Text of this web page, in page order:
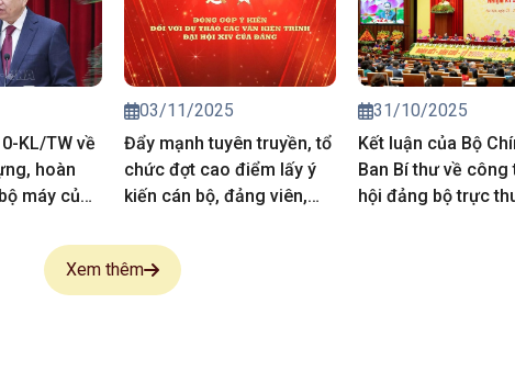
KL/TW về
hoàn
máy của
03/11/2025
Đẩy mạnh tuyên truyền, tổ
chức đợt cao điểm lấy ý
kiến cán bộ, đảng viên,
Văn kiện trình Đại hội XIV
của Đảng
31/10/2025
Kết luận của Bộ
Ban Bí thư về công
hội đảng bộ trực
Xem thêm